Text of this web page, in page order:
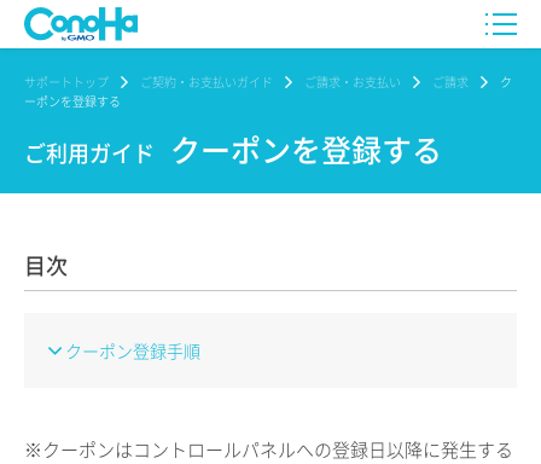
サポートトップ ご契約・お支払いガイド ご請求・お支払い ご請求
ク
ーポンを登録する
ご利用ガイド クーポンを登録する
目次
クーポン登録手順
※クーポンはコントロールパネルへの登録日以降に発生する